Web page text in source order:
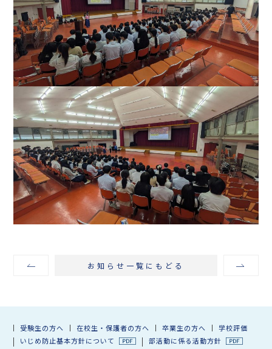
お知らせ一覧にもどる
受験生の方へ 在校生・保護者の方へ 卒業生の方へ
学校評価
いじめ防止基本方針について
部活動に係る活動方針